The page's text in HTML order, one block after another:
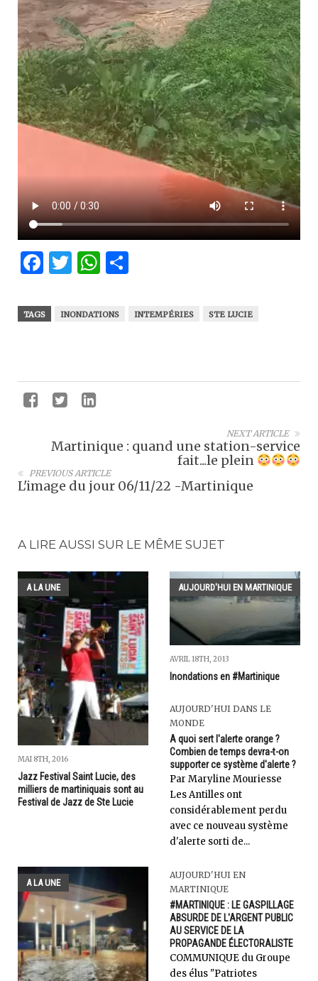
Facebook
Twitter
WhatsApp
TAGS INONDATIONS INTEMPÉRIES STE LUCIE
NEXT ARTICLE
Martinique : quand une station-service
fait...le plein
PREVIOUS ARTICLE
L'image du jour 06/11/22 -Martinique
A LIRE AUSSI SUR LE MÊME SUJET
A LA UNE
MAI 8TH, 2016
Jazz Festival Saint Lucie, des
milliers de martiniquais sont au
Festival de Jazz de Ste Lucie
AUJOURD'HUI EN MARTINIQUE
AVRIL 18TH, 2013
Inondations en #Martinique
AUJOURD'HUI DANS LE
MONDE
A quoi sert l'alerte orange ?
Combien de temps devra-t-on
supporter ce système d'alerte ?
Par Maryline Mouriesse
Les Antilles ont
considérablement perdu
avec ce nouveau système
d'alerte sorti de...
A LA UNE
AUJOURD'HUI EN
MARTINIQUE
#MARTINIQUE : LE GASPILLAGE
ABSURDE DE L'ARGENT PUBLIC
AU SERVICE DE LA
PROPAGANDE ÉLECTORALISTE
COMMUNIQUE du Groupe
des élus "Patriotes